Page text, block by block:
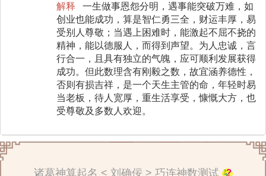
解释
一生做事恩怨分明，遇事能突破万难，如
创业也能成功，算是智仁勇三全，财运丰厚，易
受别人尊敬；当遇上困难时，能激起不屈不挠的
精神，能以德服人，而得到声望。为人忠诚，言
行合一，且具有独立的气魄，应可顺利发展获得
成功。但此数理含有刚毅之数，故宜涵养德性，
否则有损吉祥，是一个天生主管的命，年轻时易
当老板，待人宽厚，重生活享受，慷慨大方，也
受尊敬及多数人欢迎。
诸葛神算起名 < 刘确佞 > 巧连神数测试